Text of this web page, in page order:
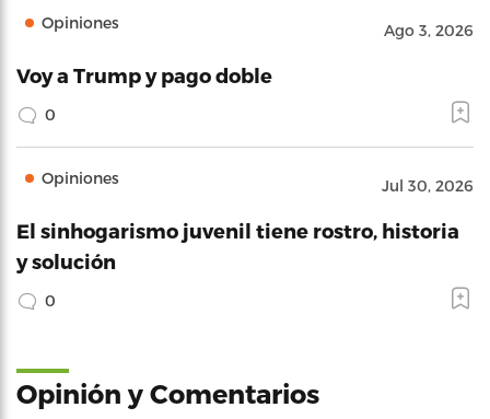
Opiniones Ago 3, 2026
Voy a Trump y pago doble
0
Opiniones Jul 30, 2026
El sinhogarismo juvenil tiene rostro, historia
y solución
0
Opinión y Comentarios